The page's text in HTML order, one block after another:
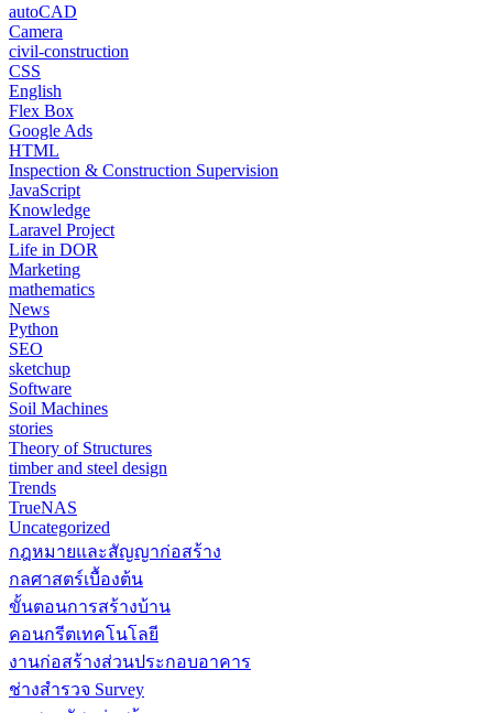
autoCAD
Camera
civil-construction
CSS
English
Flex Box
Google Ads
HTML
Inspection & Construction Supervision
JavaScript
Knowledge
Laravel Project
Life in DOR
Marketing
mathematics
News
Python
SEO
sketchup
Software
Soil Machines
stories
Theory of Structures
timber and steel design
Trends
TrueNAS
Uncategorized
กฎหมายและสัญญาก่อสร้าง
กลศาสตร์เบื้องต้น
ขั้นตอนการสร้างบ้าน
คอนกรีตเทคโนโลยี
งานก่อสร้างส่วนประกอบอาคาร
ช่างสำรวจ Survey